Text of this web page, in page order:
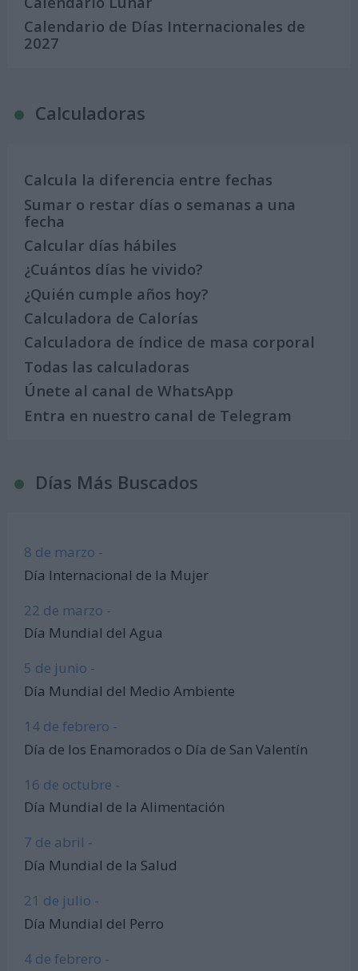
Calendario de Días Internacionales de
2027
Calculadoras
Calcula la diferencia entre fechas
Sumar o restar días o semanas a una
fecha
Calcular días hábiles
¿Cuántos días he vivido?
¿Quién cumple años hoy?
Calculadora de Calorías
Calculadora de índice de masa corporal
Todas las calculadoras
Únete al canal de WhatsApp
Entra en nuestro canal de Telegram
Días Más Buscados
8 de marzo -
Día Internacional de la Mujer
22 de marzo -
Día Mundial del Agua
5 de junio -
Día Mundial del Medio Ambiente
14 de febrero -
Día de los Enamorados o Día de San Valentín
16 de octubre -
Día Mundial de la Alimentación
7 de abril -
Día Mundial de la Salud
21 de julio -
Día Mundial del Perro
4 de febrero -